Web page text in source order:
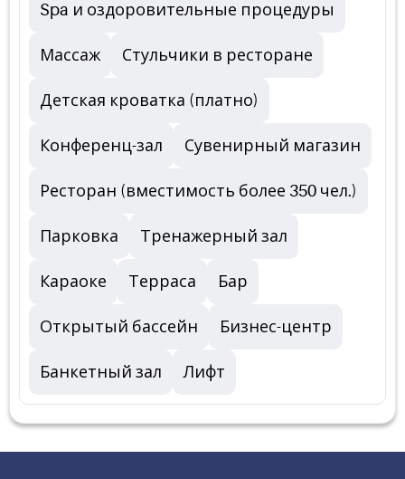
Spa и оздоровительные процедуры
Массаж Стульчики в ресторане
Детская кроватка (платно)
Конференц-зал Сувенирный магазин
Ресторан (вместимость более 350 чел.)
Парковка Тренажерный зал
Караоке Терраса Бар
Открытый бассейн Бизнес-центр
Банкетный зал Лифт